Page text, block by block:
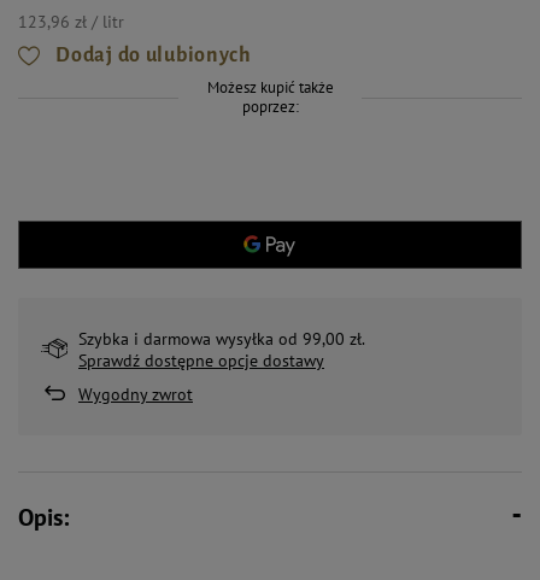
123,96 zł / litr
Dodaj do ulubionych
Możesz kupić także
poprzez:
Szybka i darmowa wysyłka od 99,00 zł.
Sprawdź dostępne opcje dostawy
Wygodny zwrot
Opis: